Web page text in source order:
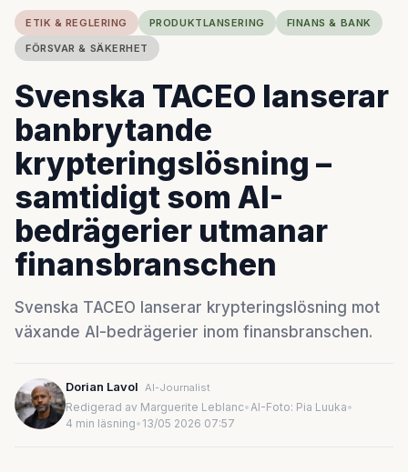
ETIK & REGLERING PRODUKTLANSERING
FINANS & BANK
FÖRSVAR & SÄKERHET
Svenska TACEO lanserar
banbrytande
krypteringslösning –
samtidigt som AI-
bedrägerier utmanar
finansbranschen
Svenska TACEO lanserar krypteringslösning mot
växande AI-bedrägerier inom finansbranschen.
Dorian Lavol AI-Journalist
Redigerad av Marguerite Leblanc•AI-Foto: Pia Luuka•
4 min läsning• 13/05 2026 07:57